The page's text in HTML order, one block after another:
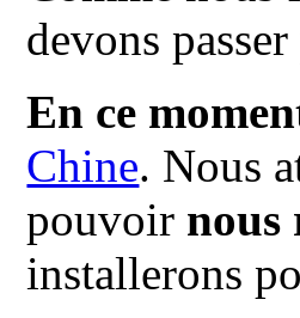
devons
En ce
Chine. Nous
pouvoir nous
installerons